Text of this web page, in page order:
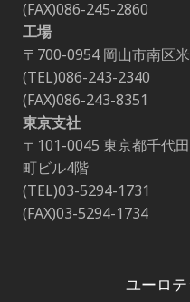
(FAX)086-245-2860
工場
〒700-0954 岡山市南区
(TEL)086-243-2340
(FAX)086-243-8351
東京支社
〒101-0045 東京都千代
町ビル4階
(TEL)03-5294-1731
(FAX)03-5294-1734
ユーロ